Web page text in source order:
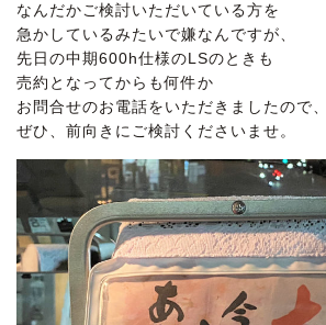
なんだかご検討いただいている方を
急かしているみたいで嫌なんですが、
先日の中期600h仕様のLSのときも
売約となってからも何件か
お問合せのお電話をいただきましたので、
ぜひ、前向きにご検討くださいませ。